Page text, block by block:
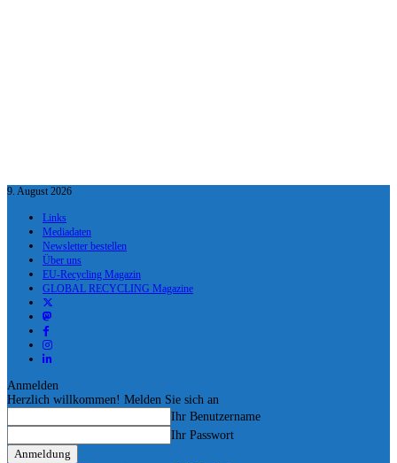
9. August 2026
Links
Mediadaten
Newsletter bestellen
Über uns
EU-Recycling Magazin
GLOBAL RECYCLING Magazine
Anmelden
Herzlich willkommen! Melden Sie sich an
Ihr Benutzername
Ihr Passwort